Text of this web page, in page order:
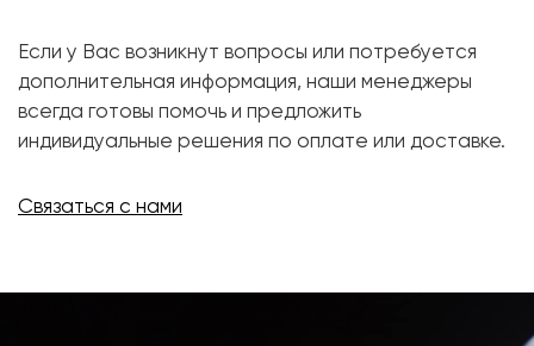
Если у Вас возникнут вопросы или потребуется
дополнительная информация, наши менеджеры
всегда готовы помочь и предложить
индивидуальные решения по оплате или доставке.
Связаться с нами